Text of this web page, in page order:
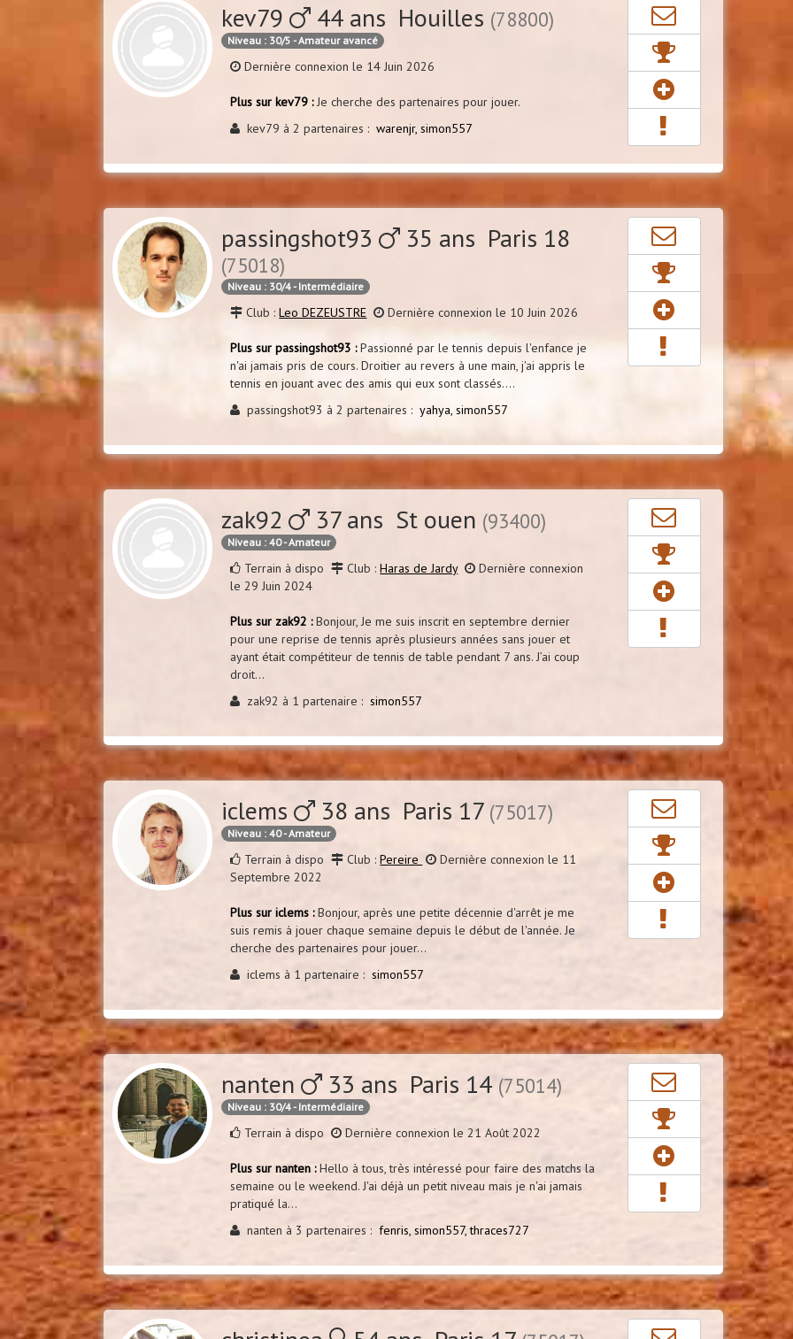
kev79 44 ans Houilles (78800)
Niveau : 30/5 - Amateur avancé
Dernière connexion le 14 Juin 2026
Plus sur kev79 :Je cherche des partenaires pour jouer.
kev79 à 2 partenaires :warenjr,simon557
passingshot93 35 ans Paris 18
(75018)
Niveau : 30/4 - Intermédiaire
Club :Leo DEZEUSTRE Dernière connexion le 10 Juin 2026
Plus sur passingshot93 :Passionné par le tennis depuis l'enfance je
n'ai jamais pris de cours. Droitier au revers à une main, j'ai appris le
tennis en jouant avec des amis qui eux sont classés....
passingshot93 à 2 partenaires :yahya,simon557
zak92 37 ans St ouen (93400)
Niveau : 40 - Amateur
Terrain à dispo Club :Haras de Jardy
Dernière connexion
le 29 Juin 2024
Plus sur zak92 :Bonjour, Je me suis inscrit en septembre dernier
pour une reprise de tennis après plusieurs années sans jouer et
ayant était compétiteur de tennis de table pendant 7 ans. J’ai coup
droit...
zak92 à 1 partenaire :simon557
iclems 38 ans Paris 17 (75017)
Niveau : 40 - Amateur
Terrain à dispo Club :Pereire
Dernière connexion le 11
Septembre 2022
Plus sur iclems :Bonjour, après une petite décennie d'arrêt je me
suis remis à jouer chaque semaine depuis le début de l'année. Je
cherche des partenaires pour jouer...
iclems à 1 partenaire :simon557
nanten 33 ans Paris 14 (75014)
Niveau : 30/4 - Intermédiaire
Terrain à dispo Dernière connexion le 21 Août 2022
Plus sur nanten :Hello à tous, très intéressé pour faire des matchs la
semaine ou le weekend. J'ai déjà un petit niveau mais je n'ai jamais
pratiqué la...
nanten à 3 partenaires :fenris,simon557,thraces727